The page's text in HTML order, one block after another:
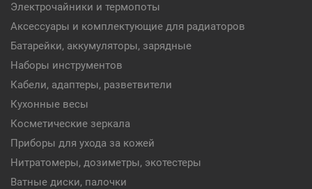
Электрочайники и термопоты
Аксессуары и комплектующие для радиаторов
Батарейки, аккумуляторы, зарядные
Наборы инструментов
Кабели, адаптеры, разветвители
Кухонные весы
Косметические зеркала
Приборы для ухода за кожей
Нитратомеры, дозиметры, экотестеры
Ватные диски, палочки